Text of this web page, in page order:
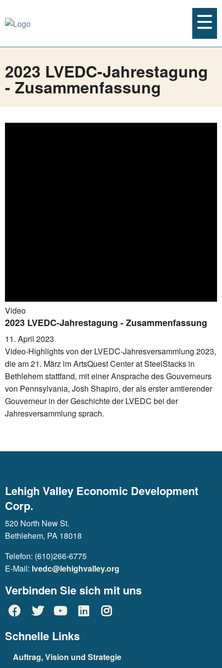
2023 LVEDC-Jahrestagung
- Zusammenfassung
Video
2023 LVEDC-Jahrestagung - Zusammenfassung
11. April 2023
Video-Highlights von der LVEDC-Jahresversammlung 2023,
die am 21. März im ArtsQuest Center at SteelStacks in
Bethlehem stattfand, mit einer Ansprache des Gouverneurs
von Pennsylvania, Josh Shapiro, der als erster amtierender
Gouverneur in der Geschichte der LVEDC bei der
Jahresversammlung sprach.
Lehigh Valley Economic Development
Corp.
520 North New St.
Bethlehem, PA 18018
Telefon: (610)266-6775
E-Mail: lvedc@lehighvalley.org
Verbinden Sie sich mit uns
Schnelle Links
Auftrag, Vision und Strategie